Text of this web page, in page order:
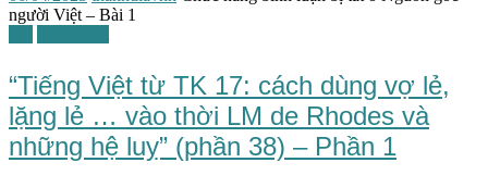
người Việt – Bài 1
“Tiếng Việt từ TK 17: cách dùng vợ lẻ,
lặng lẻ … vào thời LM de Rhodes và
những hệ luỵ” (phần 38) – Phần 1